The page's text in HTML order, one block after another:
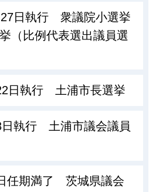
日執行 衆議院小選挙
（比例代表選出議員選
日執行 土浦市長選挙
日執行 土浦市議会議員
任期満了 茨城県議会